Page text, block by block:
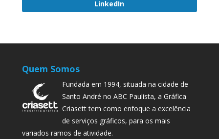
LinkedIn
Quem Somos
Fundada em 1994, situada na cidade de
Santo André no ABC Paulista, a Gráfica
Criasett tem como enfoque a excelência
de serviços gráficos, para os mais
variados ramos de atividade.